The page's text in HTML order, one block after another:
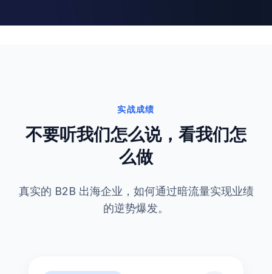
实战成绩
不要听我们怎么说，看我们怎
么做
真实的 B2B 出海企业，如何通过暗流量实现业绩
的逆势爆发。